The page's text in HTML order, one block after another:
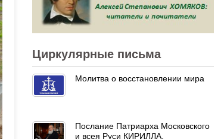
Циркулярные письма
Молитва о восстановлении мира
Послание Патриарха Московского
и всея Руси КИРИЛЛА,